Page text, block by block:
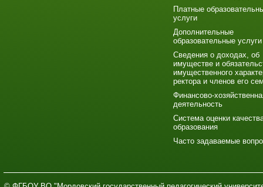
Платные
услуги
Дополнительные
образовательные услуги
Сведения о доходах, об
имуществе и
имущественного
ректора и членов его
Финансово-
деятельность
Система оценки
образования
Часто задаваемые